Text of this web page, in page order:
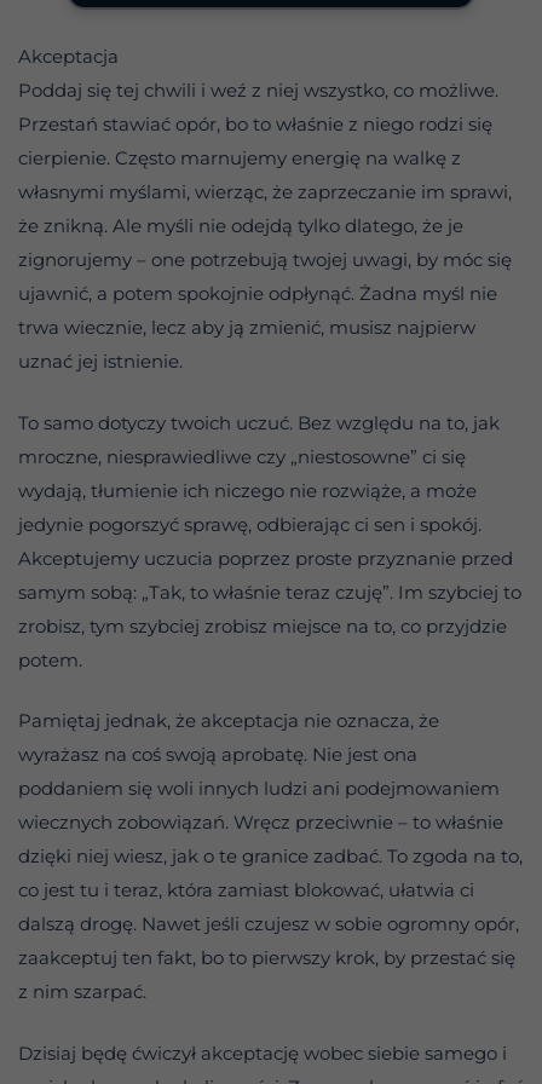
Akceptacja
Poddaj się tej chwili i weź z niej wszystko, co możliwe.
Przestań stawiać opór, bo to właśnie z niego rodzi się
cierpienie. Często marnujemy energię na walkę z
własnymi myślami, wierząc, że zaprzeczanie im sprawi,
że znikną. Ale myśli nie odejdą tylko dlatego, że je
zignorujemy – one potrzebują twojej uwagi, by móc się
ujawnić, a potem spokojnie odpłynąć. Żadna myśl nie
trwa wiecznie, lecz aby ją zmienić, musisz najpierw
uznać jej istnienie.
To samo dotyczy twoich uczuć. Bez względu na to, jak
mroczne, niesprawiedliwe czy „niestosowne” ci się
wydają, tłumienie ich niczego nie rozwiąże, a może
jedynie pogorszyć sprawę, odbierając ci sen i spokój.
Akceptujemy uczucia poprzez proste przyznanie przed
samym sobą: „Tak, to właśnie teraz czuję”. Im szybciej to
zrobisz, tym szybciej zrobisz miejsce na to, co przyjdzie
potem.
Pamiętaj jednak, że akceptacja nie oznacza, że
wyrażasz na coś swoją aprobatę. Nie jest ona
poddaniem się woli innych ludzi ani podejmowaniem
wiecznych zobowiązań. Wręcz przeciwnie – to właśnie
dzięki niej wiesz, jak o te granice zadbać. To zgoda na to,
co jest tu i teraz, która zamiast blokować, ułatwia ci
dalszą drogę. Nawet jeśli czujesz w sobie ogromny opór,
zaakceptuj ten fakt, bo to pierwszy krok, by przestać się
z nim szarpać.
Dzisiaj będę ćwiczył akceptację wobec siebie samego i